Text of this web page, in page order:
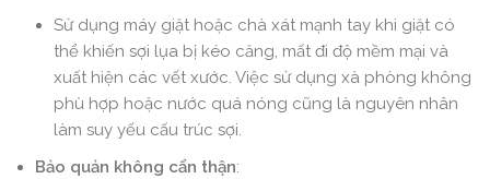
Sử dụng máy giặt hoặc chà xát mạnh tay khi giặt có
thể khiến sợi lụa bị kéo căng, mất đi độ mềm mại và
xuất hiện các vết xước. Việc sử dụng xà phòng không
phù hợp hoặc nước quá nóng cũng là nguyên nhân
làm suy yếu cấu trúc sợi.
Bảo quản không cẩn thận: